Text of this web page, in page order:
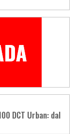
DCT Urban: dal